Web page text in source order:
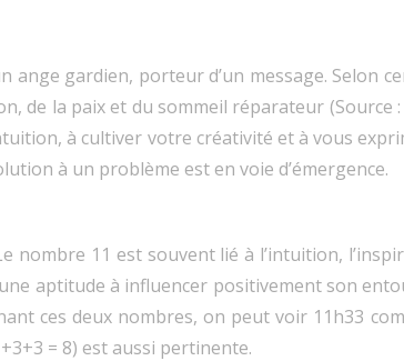
gardien, porteur d’un message. Selon
de la paix et du sommeil réparateur (Source
à cultiver votre créativité et à vous
à un problème est en voie d’émergence.
11 est souvent lié à l’intuition,
aptitude à influencer positivement son
ces deux nombres, on peut voir 11h33
= 8) est aussi pertinente.